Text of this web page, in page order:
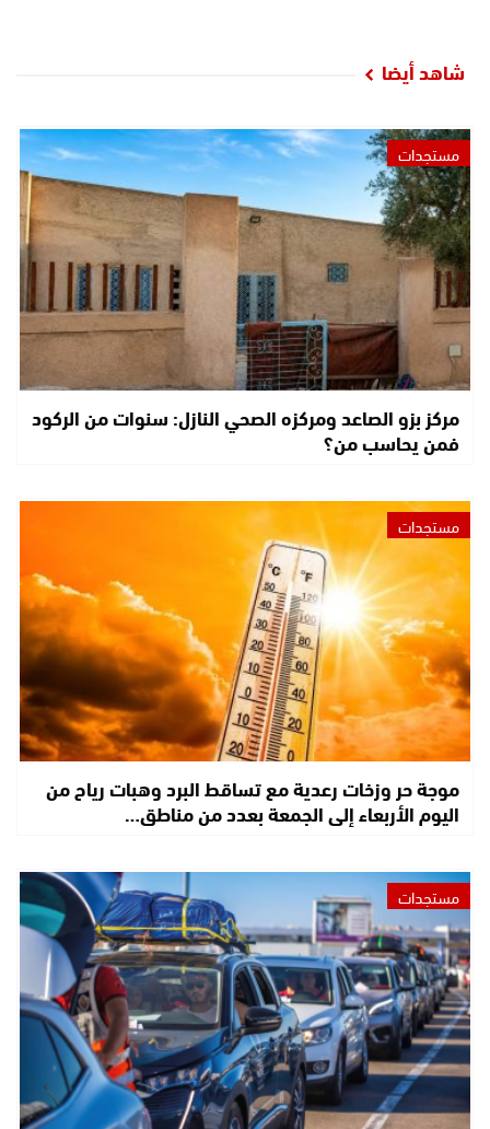
شاهد أيضا
مستجدات
مركز بزو الصاعد ومركزه الصحي النازل: سنوات من الركود
فمن يحاسب من؟
مستجدات
موجة حر وزخات رعدية مع تساقط البرد وهبات رياح من
اليوم الأربعاء إلى الجمعة بعدد من مناطق…
مستجدات